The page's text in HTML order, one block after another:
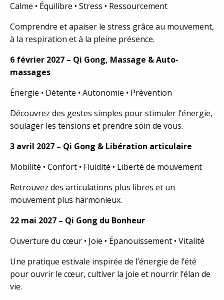
Calme • Équilibre • Stress • Ressourcement
Comprendre et apaiser le stress grâce au mouvement,
à la respiration et à la pleine présence.
6 février 2027 – Qi Gong, Massage & Auto-
massages
Énergie • Détente • Autonomie • Prévention
Découvrez des gestes simples pour stimuler l’énergie,
soulager les tensions et prendre soin de vous.
3 avril 2027 – Qi Gong & Libération articulaire
Mobilité • Confort • Fluidité • Liberté de mouvement
Retrouvez des articulations plus libres et un
mouvement plus harmonieux.
22 mai 2027 – Qi Gong du Bonheur
Ouverture du cœur • Joie • Épanouissement • Vitalité
Une pratique estivale inspirée de l’énergie de l’été
pour ouvrir le cœur, cultiver la joie et nourrir l’élan de
vie.